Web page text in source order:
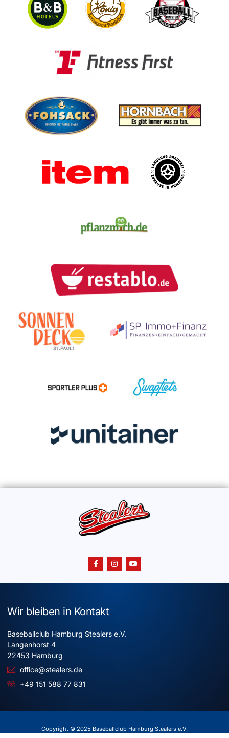
Wir bleiben in Kontakt
Baseballclub Hamburg Stealers e.V.
Langenhorst 4
22453 Hamburg
office@stealers.de
+49 151 588 77 831
Copyright © 2025 Baseballclub Hamburg Stealers e.V.